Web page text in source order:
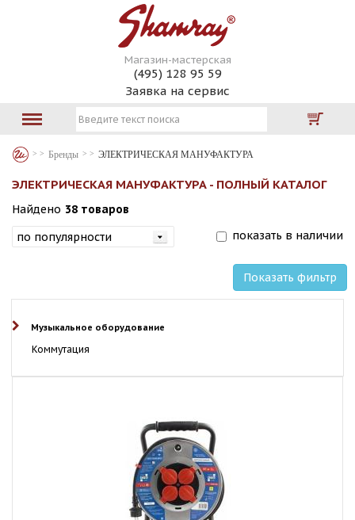
Магазин-мастерская
(495) 128 95 59
Заявка на сервис
Бренды ЭЛЕКТРИЧЕСКАЯ МАНУФАКТУРА
ЭЛЕКТРИЧЕСКАЯ МАНУФАКТУРА - ПОЛНЫЙ КАТАЛОГ
Найдено 38 товаров
показать в наличии
Показать фильтр
Музыкальное оборудование
Коммутация